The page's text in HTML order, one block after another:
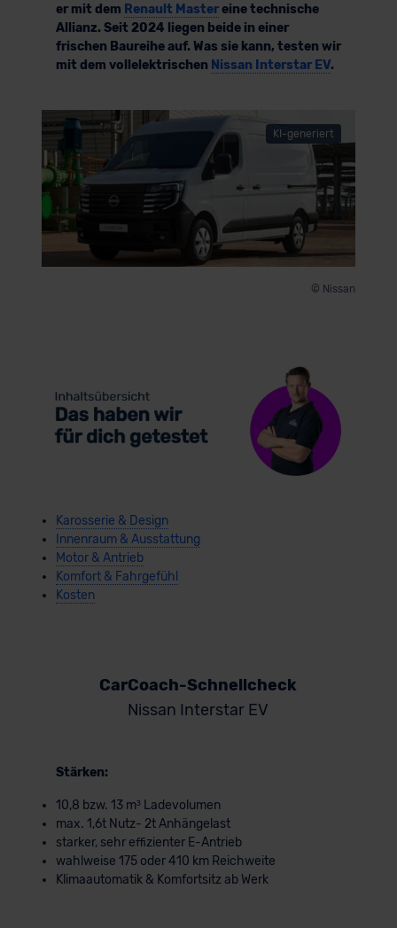
er mit dem Renault Mastereine technische
Allianz. Seit 2024 liegen beide in einer
frischen Baureihe auf. Was sie kann, testen wir
mit dem vollelektrischen Nissan Interstar EV.
KI-generiert
© Nissan
Karosserie & Design
Innenraum & Ausstattung
Motor & Antrieb
Komfort & Fahrgefühl
Kosten
CarCoach-Schnellcheck
Nissan Interstar EV
Stärken:
10,8 bzw. 13 m³ Ladevolumen
max. 1,6t Nutz- 2t Anhängelast
starker, sehr effizienter E-Antrieb
wahlweise 175 oder 410 km Reichweite
Klimaautomatik & Komfortsitz ab Werk